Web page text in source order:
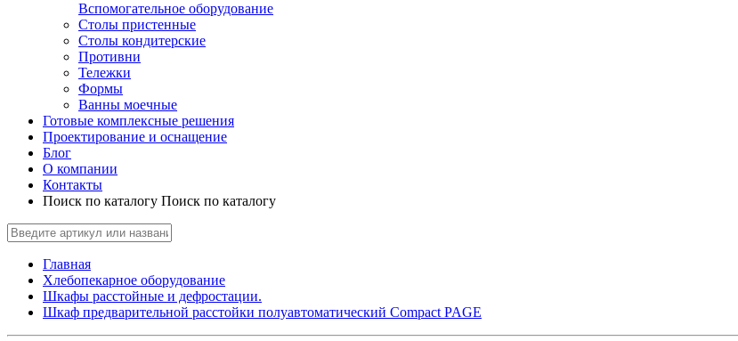
Вспомогательное оборудование
Столы пристенные
Столы кондитерские
Противни
Тележки
Формы
Ванны моечные
Готовые комплексные решения
Проектирование и оснащение
Блог
О компании
Контакты
Поиск по каталогу Поиск по каталогу
Главная
Хлебопекарное оборудование
Шкафы расстойные и дефростации.
Шкаф предварительной расстойки полуавтоматический Compact PAGE